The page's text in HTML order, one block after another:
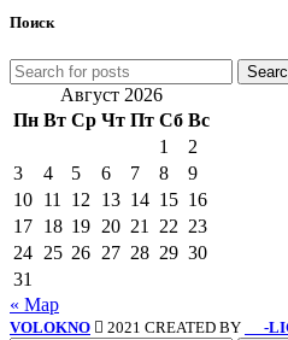
Поиск
Август 2026
Пн Вт Ср Чт Пт Сб Вс
1
2
3
4 5 6 7 8
9
10 11 12 13 14 15 16
17 18 19 20 21 22 23
24 25 26 27 28 29 30
31
« Мар
VOLOKNO 2021 CREATED BY -